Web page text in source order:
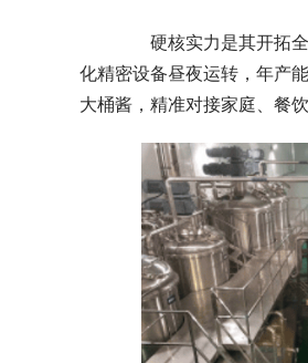
硬核实力是其开拓全
化精密设备昼夜运转，年产
大桶酱，精准对接家庭、餐